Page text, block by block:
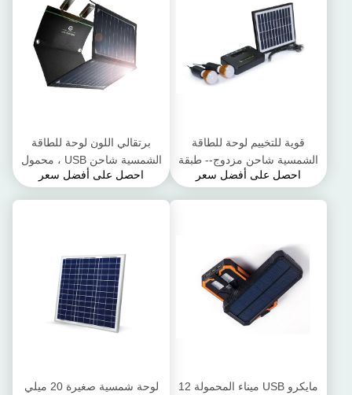
قوية للتخييم لوحة للطاقة
الشمسية شاحن مزدوج-- طبقة
بأكسيد سبائك الألومنيوم الإطار
احصل على أفضل سعر
برتقالي اللون لوحة للطاقة
الشمسية شاحن USB ، محمول
شاحن للطاقة الشمسية للماء
احصل على أفضل سعر
مايكرو USB ميناء المحمولة 12
لوحة شمسية صغيرة 20 ميلي